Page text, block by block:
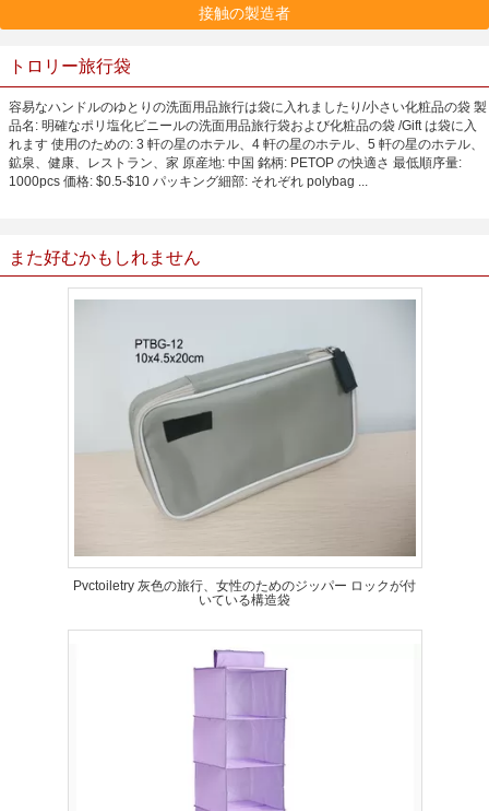
接触の製造者
トロリー旅行袋
容易なハンドルのゆとりの洗面用品旅行は袋に入れましたり/小さい化粧品の袋 製
品名: 明確なポリ塩化ビニールの洗面用品旅行袋および化粧品の袋 /Gift は袋に入
れます 使用のための: 3 軒の星のホテル、4 軒の星のホテル、5 軒の星のホテル、
鉱泉、健康、レストラン、家 原産地: 中国 銘柄: PETOP の快適さ 最低順序量:
1000pcs 価格: $0.5-$10 パッキング細部: それぞれ polybag ...
また好むかもしれません
Pvctoiletry 灰色の旅行、女性のためのジッパー ロックが付
いている構造袋